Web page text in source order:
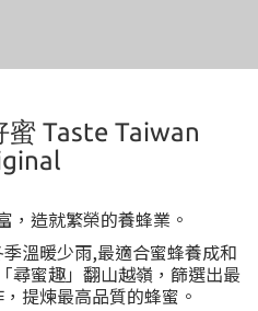
Taste Taiwan
，造就繁榮的養蜂業。
溫暖少雨,最適合蜜蜂養成和
尋蜜趣」翻山越嶺，篩選出最
提煉最高品質的蜂蜜。